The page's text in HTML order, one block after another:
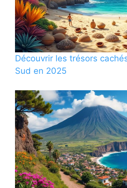
Découvrir les trésors
Sud en 2025